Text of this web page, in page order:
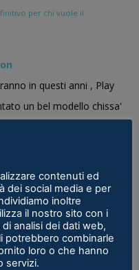
per chi vuole il
in questi anni , Play
un bel modello chissa'
al volo
bisogno?
contenuti ed
dei social media e per
inoltre
il nostro sito con i
analisi dei dati web,
potrebbero combinarle
loro o che hanno
servizi.